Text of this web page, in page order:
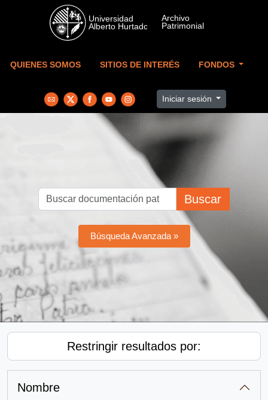
Skip to main content
QUIENES SOMOS SITIOS DE INTERÉS FONDOS
Iniciar sesión
Buscar
Búsqueda Avanzada »
Restringir resultados por:
Nombre